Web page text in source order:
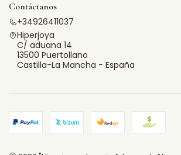
Contáctanos
+34926411037
Hiperjoya
C/ aduana 14
13500 Puertollano
Castilla-La Mancha - España